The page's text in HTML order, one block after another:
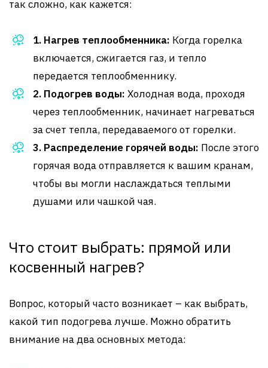
так сложно, как кажется:
1. Нагрев теплообменника: Когда горелка
включается, сжигается газ, и тепло
передается теплообменнику.
2. Подогрев воды: Холодная вода, проходя
через теплообменник, начинает нагреваться
за счет тепла, передаваемого от горелки.
3. Распределение горячей воды: После этого
горячая вода отправляется к вашим кранам,
чтобы вы могли наслаждаться теплыми
душами или чашкой чая.
Что стоит выбрать: прямой или
косвенный нагрев?
Вопрос, который часто возникает – как выбрать,
какой тип подогрева лучше. Можно обратить
внимание на два основных метода: